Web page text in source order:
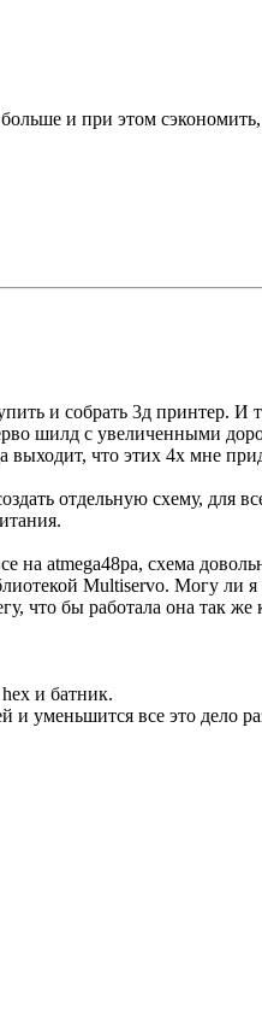
и при этом
и собрать 3д принтер. И
шилд с увеличенными
что этих 4х мне
отдельную схему, для
на atmega48pa, схема
Multiservo. Могу ли
что бы работала она так
и батник.
уменьшится все это дело